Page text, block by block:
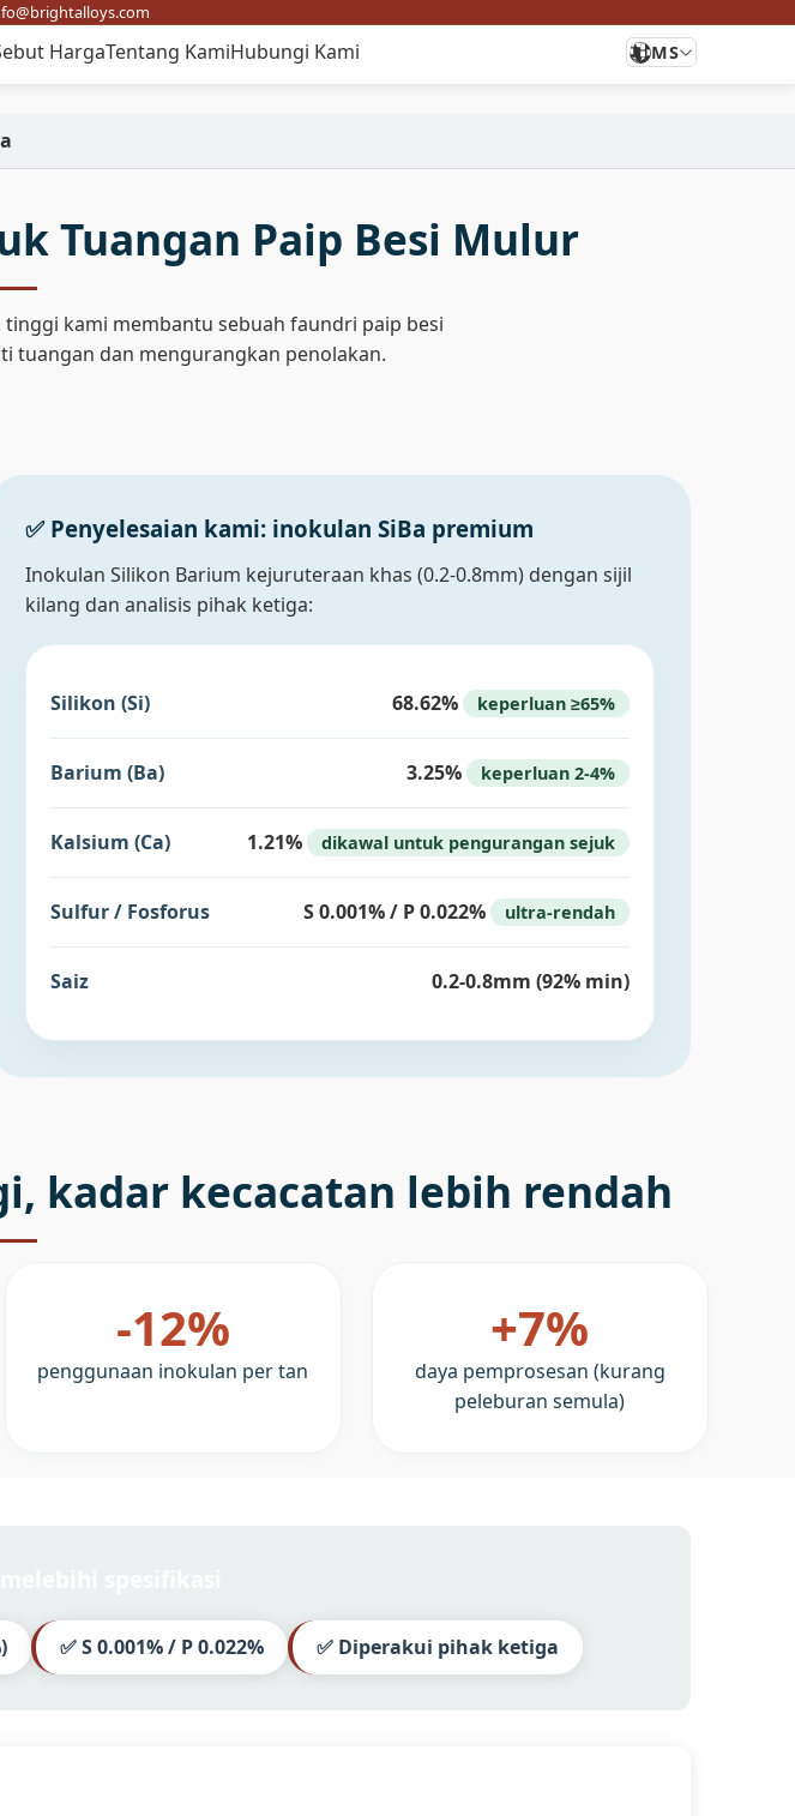
HargaTentang KamiHubungi Kami MS
Tuangan Paip Besi Mulur
kami membantu sebuah faundri paip besi
tuangan dan mengurangkan penolakan.
✅ Penyelesaian kami: inokulan SiBa premium
Inokulan Silikon Barium kejuruteraan khas (0.2-0.8mm) dengan sijil
kilang dan analisis pihak ketiga:
Silikon (Si) 68.62% keperluan ≥65%
Barium (Ba) 3.25% keperluan 2-4%
Kalsium (Ca) 1.21% dikawal untuk pengurangan sejuk
Sulfur / Fosforus S 0.001% / P 0.022% ultra-rendah
Saiz 0.2-0.8mm (92% min)
kadar kecacatan lebih rendah
-12%
penggunaan inokulan per tan
+7%
daya pemprosesan (kurang
peleburan semula)
✅ S 0.001% / P 0.022% ✅ Diperakui pihak ketiga